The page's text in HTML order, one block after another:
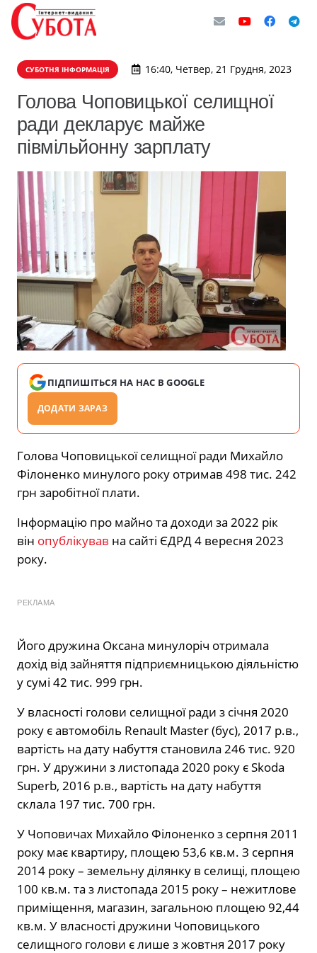
СУБОТНЯ ІНФОРМАЦІЯ 16:40, Четвер, 21 Грудня, 2023
Голова Чоповицької селищної
ради декларує майже
півмільйонну зарплату
ПІДПИШІТЬСЯ НА НАС В GOOGLE
ДОДАТИ ЗАРАЗ
Голова Чоповицької селищної ради Михайло
Філоненко минулого року отримав 498 тис. 242
грн заробітної плати.
Інформацію про майно та доходи за 2022 рік
він опублікував на сайті ЄДРД 4 вересня 2023
року.
РЕКЛАМА
Його дружина Оксана минулоріч отримала
дохід від зайняття підприємницькою діяльністю
у сумі 42 тис. 999 грн.
У власності голови селищної ради з січня 2020
року є автомобіль Renault Master (бус), 2017 р.в.,
вартість на дату набуття становила 246 тис. 920
грн. У дружини з листопада 2020 року є Skoda
Superb, 2016 р.в., вартість на дату набуття
склала 197 тис. 700 грн.
У Чоповичах Михайло Філоненко з серпня 2011
року має квартиру, площею 53,6 кв.м. З серпня
2014 року – земельну ділянку в селищі, площею
100 кв.м. та з листопада 2015 року – нежитлове
приміщення, магазин, загальною площею 92,44
кв.м. У власності дружини Чоповицького
селищного голови є лише з жовтня 2017 року